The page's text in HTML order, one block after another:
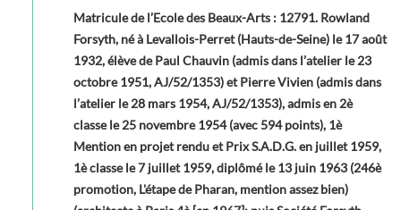
Matricule de l’Ecole des Beaux-Arts : 12791. Rowland
Forsyth, né à Levallois-Perret (Hauts-de-Seine) le 17 août
1932, élève de Paul Chauvin (admis dans l’atelier le 23
octobre 1951, AJ/52/1353) et Pierre Vivien (admis dans
l’atelier le 28 mars 1954, AJ/52/1353), admis en 2è
classe le 25 novembre 1954 (avec 594 points), 1è
Mention en projet rendu et Prix S.A.D.G. en juillet 1959,
1è classe le 7 juillet 1959, diplômé le 13 juin 1963 (246è
promotion, L'étape de Pharan, mention assez bien)